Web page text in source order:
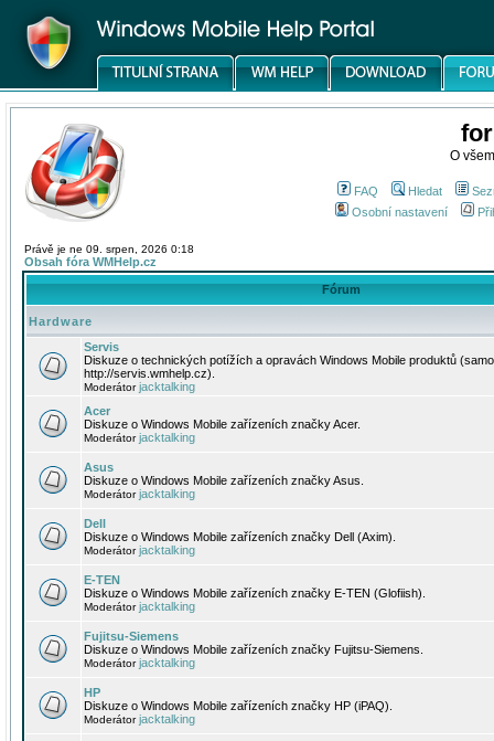
O
FAQ Hledat
Osobní nastavení
Právě je ne 09. srpen, 2026 0:18
Obsah fóra WMHelp.cz
Fórum
Hardware
Servis
Diskuze o technických potížích a opravách Windows Mobile produktů
http://servis.wmhelp.cz).
Moderátorjacktalking
Acer
Diskuze o Windows Mobile zařízeních značky Acer.
Moderátorjacktalking
Asus
Diskuze o Windows Mobile zařízeních značky Asus.
Moderátorjacktalking
Dell
Diskuze o Windows Mobile zařízeních značky Dell (Axim).
Moderátorjacktalking
E-TEN
Diskuze o Windows Mobile zařízeních značky E-TEN (Glofiish).
Moderátorjacktalking
Fujitsu-Siemens
Diskuze o Windows Mobile zařízeních značky Fujitsu-Siemens.
Moderátorjacktalking
HP
Diskuze o Windows Mobile zařízeních značky HP (iPAQ).
Moderátorjacktalking